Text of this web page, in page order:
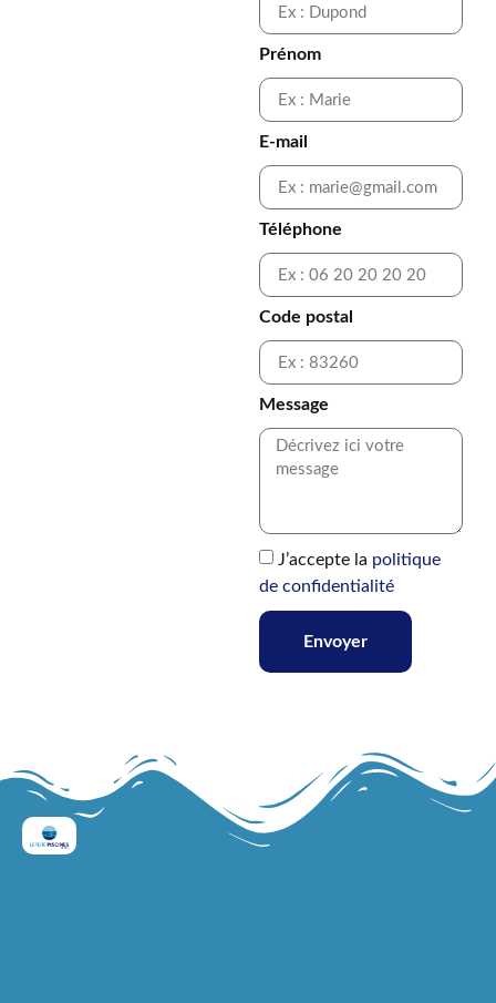
Prénom
E-mail
Téléphone
Code postal
Message
J’accepte la politique
de confidentialité
Envoyer